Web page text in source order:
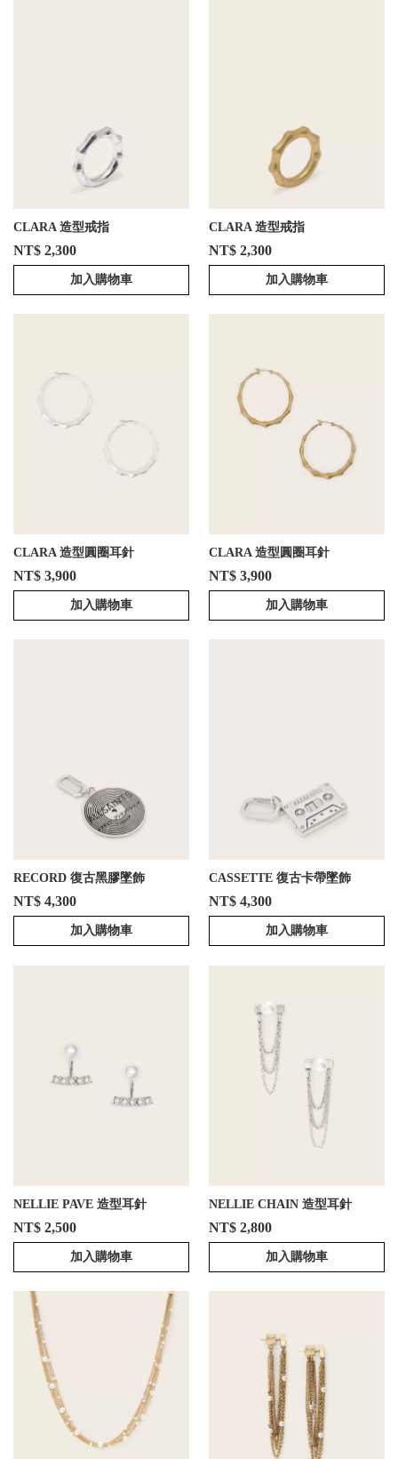
CLARA 造型戒指
NT$ 2,300
加入購物車
CLARA 造型戒指
NT$ 2,300
加入購物車
CLARA 造型圓圈耳針
NT$ 3,900
加入購物車
CLARA 造型圓圈耳針
NT$ 3,900
加入購物車
RECORD 復古黑膠墜飾
NT$ 4,300
加入購物車
CASSETTE 復古卡帶墜飾
NT$ 4,300
加入購物車
NELLIE PAVE 造型耳針
NT$ 2,500
加入購物車
NELLIE CHAIN 造型耳針
NT$ 2,800
加入購物車